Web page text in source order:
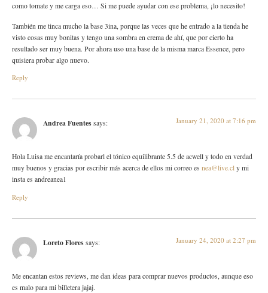
como tomate y me carga eso… Si me puede ayudar con ese problema, ¡lo necesito!
También me tinca mucho la base 3ina, porque las veces que he entrado a la tienda he
visto cosas muy bonitas y tengo una sombra en crema de ahí, que por cierto ha
resultado ser muy buena. Por ahora uso una base de la misma marca Essence, pero
quisiera probar algo nuevo.
Reply
Andrea Fuentes says: January 21, 2020 at 7:16 pm
Hola Luisa me encantaría probarl el tónico equilibrante 5.5 de acwell y todo en verdad
muy buenos y gracias por escribir más acerca de ellos mi correo es nea@live.cl y mi
insta es andreanea1
Reply
Loreto Flores says: January 24, 2020 at 2:27 pm
Me encantan estos reviews, me dan ideas para comprar nuevos productos, aunque eso
es malo para mi billetera jajaj.